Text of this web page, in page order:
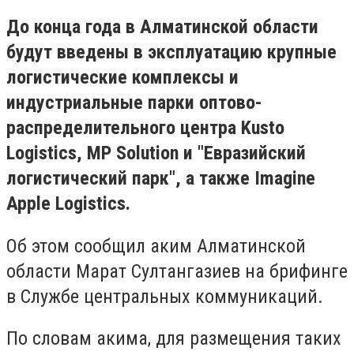
До конца года в Алматинской области
будут введены в эксплуатацию крупные
логистические комплексы и
индустриальные парки оптово-
распределительного центра Kusto
Logistics, MP Solution и "Евразийский
логистический парк", а также Imagine
Apple Logistics.
Об этом сообщил аким Алматинской
области Марат Султангазиев на брифинге
в Службе центральных коммуникаций.
По словам акима, для размещения таких